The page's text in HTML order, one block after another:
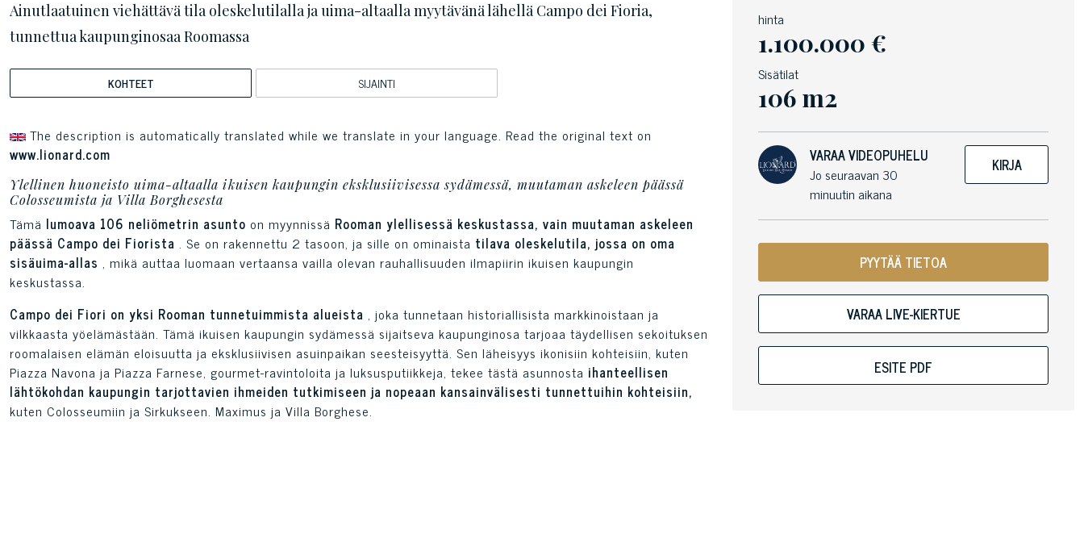
Ainutlaatuinen viehättävä tila oleskelutilalla ja uima-altaalla myytävänä lähellä Campo dei Fioria,
tunnettua kaupunginosaa Roomassa
KOHTEET SIJAINTI
The description is automatically translated while we translate in your language. Read the original text on
www.lionard.com
Ylellinen huoneisto uima-altaalla ikuisen kaupungin eksklusiivisessa sydämessä, muutaman askeleen päässä
Colosseumista ja Villa Borghesesta
Tämä lumoava 106 neliömetrin asunto on myynnissä Rooman ylellisessä keskustassa, vain muutaman askeleen
päässä Campo dei Fiorista . Se on rakennettu 2 tasoon, ja sille on ominaista tilava oleskelutila, jossa on oma
sisäuima-allas , mikä auttaa luomaan vertaansa vailla olevan rauhallisuuden ilmapiirin ikuisen kaupungin
keskustassa.
Campo dei Fiori on yksi Rooman tunnetuimmista alueista , joka tunnetaan historiallisista markkinoistaan ja
vilkkaasta yöelämästään. Tämä ikuisen kaupungin sydämessä sijaitseva kaupunginosa tarjoaa täydellisen sekoituksen
roomalaisen elämän eloisuutta ja eksklusiivisen asuinpaikan seesteisyyttä. Sen läheisyys ikonisiin kohteisiin, kuten
Piazza Navona ja Piazza Farnese, gourmet-ravintoloita ja luksusputiikkeja, tekee tästä asunnosta ihanteellisen
lähtökohdan kaupungin tarjottavien ihmeiden tutkimiseen ja nopeaan kansainvälisesti tunnettuihin kohteisiin,
kuten Colosseumiin ja Sirkukseen. Maximus ja Villa Borghese.
hinta
1.100.000 €
Sisätilat
106 m2
VARAA VIDEOPUHELU
Jo seuraavan 30
minuutin aikana
KIRJA
PYYTÄÄ TIETOA
VARAA LIVE-KIERTUE
ESITE PDF